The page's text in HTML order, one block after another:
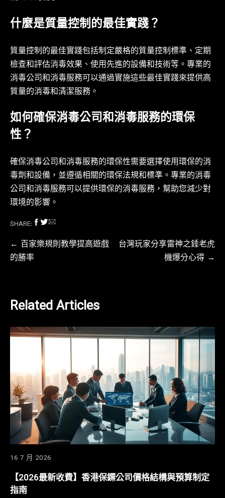
什麼是質量控制的最佳實踐？
質量控制的最佳實踐包括制定嚴格的質量控制標準、定期
檢查和評估消毒效果、使用先進的設備和技術等。專業的
消毒公司和消毒服務可以通過實施這些最佳實踐來提供高
質量的消毒和清潔服務。
如何確保消毒公司和消毒服務的環保
性？
確保消毒公司和消毒服務的環保性需要選擇使用環保的消
毒劑和設備，並遵循相關的環保法規和標準。專業的消毒
公司和消毒服務可以提供環保的消毒服務，幫助您減少對
環境的影響。
SHARE:
文
章
覽
百家樂規則教學提高遊戲
的勝率
台灣玩家分享雷神之錘老虎
機爆分心得
Related Articles
16 7 月 2026
【2026最新收費】香港保鏢公司價格結構與預算制定
指南